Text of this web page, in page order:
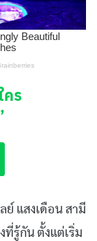
คร
ย์ แสงเดือน สามี
ที่รู้กัน ตั้งแต่เริ่ม